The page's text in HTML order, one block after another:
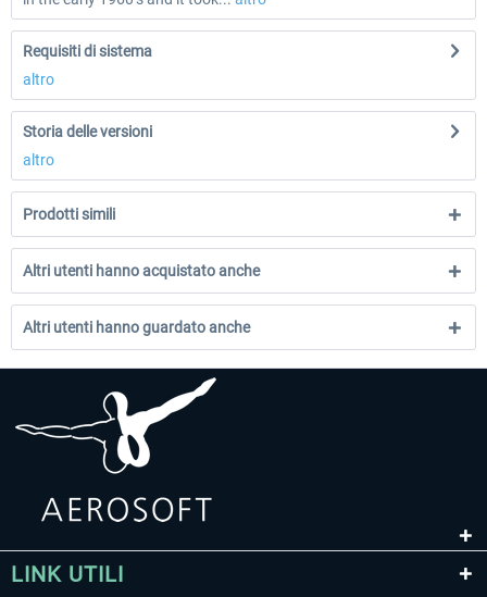
Requisiti di sistema
altro
Storia delle versioni
altro
Prodotti simili
Altri utenti hanno acquistato anche
Altri utenti hanno guardato anche
LINK UTILI